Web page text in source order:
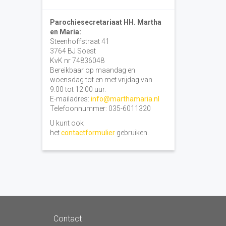
Parochiesecretariaat HH. Martha
en Maria:
Steenhoffstraat 41
3764 BJ Soest
KvK nr 74836048
Bereikbaar op maandag en
woensdag tot en met vrijdag van
9.00 tot 12.00 uur.
E-mailadres: info@marthamaria.nl
Telefoonnummer: 035-6011320
U kunt ook
hetcontactformuliergebruiken.
Contact